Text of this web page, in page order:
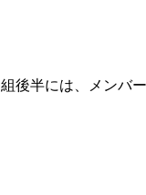
後半には、メンバ